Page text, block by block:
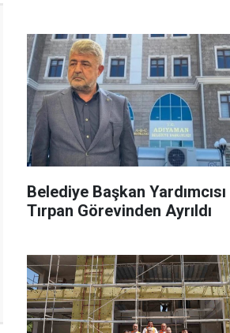
Belediye Başkan
Tırpan Görevinden Ayrıldı